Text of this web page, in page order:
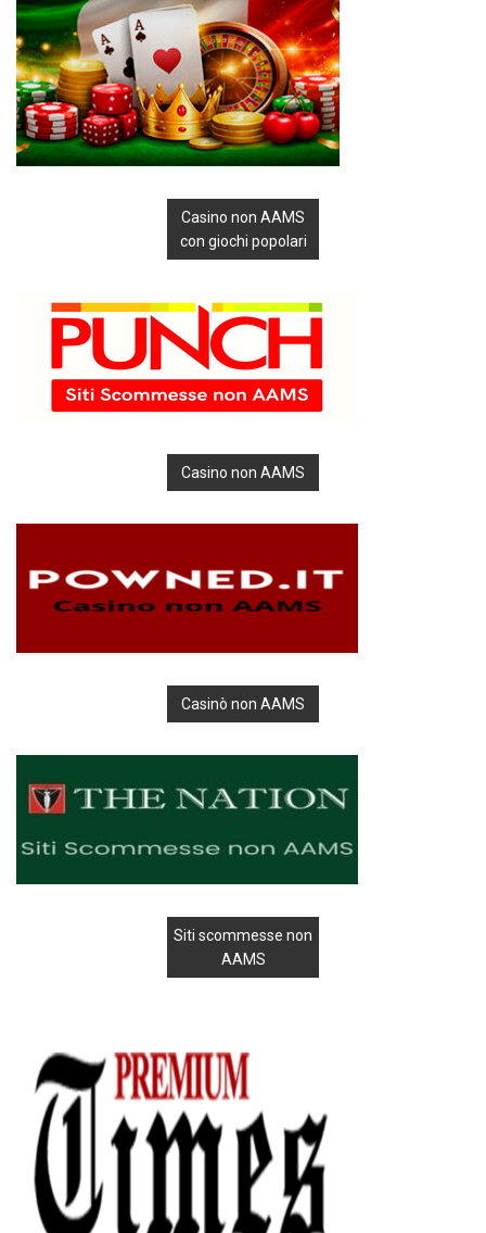
Casino non AAMS
con giochi popolari
Casino non AAMS
Casinò non AAMS
Siti scommesse non
AAMS